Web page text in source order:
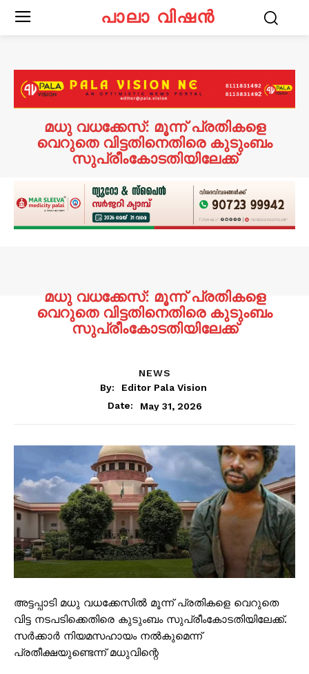
പാലാ വിഷൻ
മധു വധക്കേസ്: മൂന്ന് പ്രതികളെ
വെറുതെ വിട്ടതിനെതിരെ കുടുംബം
സുപ്രീംകോടതിയിലേക്ക്
മധു വധക്കേസ്: മൂന്ന് പ്രതികളെ
വെറുതെ വിട്ടതിനെതിരെ കുടുംബം
സുപ്രീംകോടതിയിലേക്ക്
NEWS
By:
Editor Pala Vision
Date:
May 31, 2026
അട്ടപ്പാടി മധു വധക്കേസിൽ മൂന്ന് പ്രതികളെ വെറുതെ
വിട്ട നടപടിക്കെതിരെ കുടുംബം സുപ്രീംകോടതിയിലേക്ക്.
സർക്കാർ നിയമസഹായം നൽകുമെന്ന്
പ്രതീക്ഷയുണ്ടെന്ന് മധുവിന്റെ